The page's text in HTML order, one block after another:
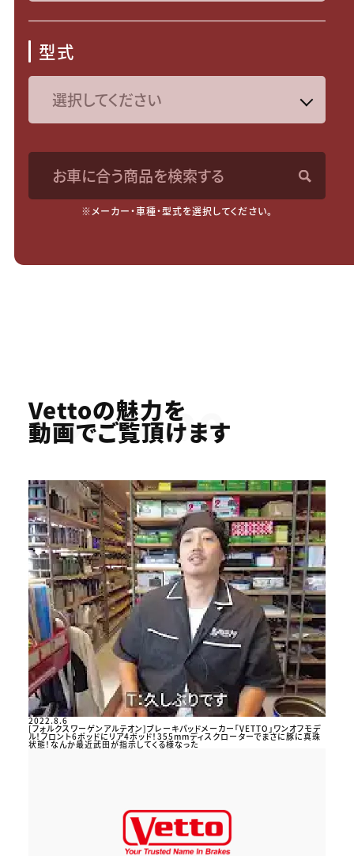
型式
お車に合う商品を検索する
※メーカー・車種・型式を選択してください。
Youtube
Vettoの魅力を
動画でご覧頂けます
2022.8.6
[フォルクスワーゲンアルテオン]ブレーキパッドメーカー「VETTO」ワンオフモデ
ル！フロント6ポッドにリア4ポッド！355mmディスクローターでまさに豚に真珠
状態！なんか最近武田が指示してくる様なった